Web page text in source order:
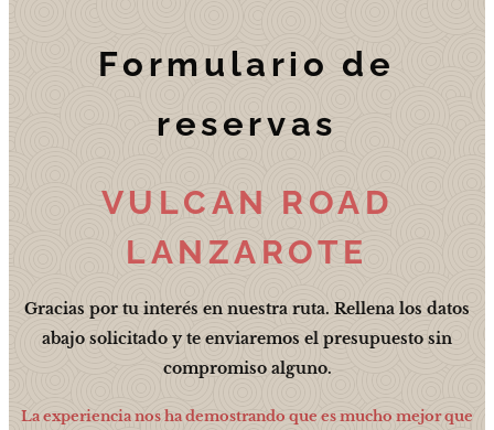
Formulario de
reservas
VULCAN ROAD
LANZAROTE
Gracias por tu interés en nuestra ruta. Rellena los datos
abajo solicitado y te enviaremos el presupuesto sin
compromiso alguno.
La experiencia nos ha demostrando que es mucho mejor que